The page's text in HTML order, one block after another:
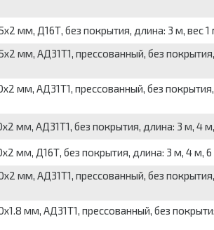
мм, Д16Т, без покрытия, длина: 3 м, вес 1
АД31Т1, прессованный, без покрытия,
АД31Т1, прессованный, без покрытия,
АД31Т1, без покрытия, длина: 3 м, 4 м,
Д16Т, без покрытия, длина: 3 м, 4 м, 6
АД31Т1, прессованный, без покрытия,
мм, АД31Т1, прессованный, без